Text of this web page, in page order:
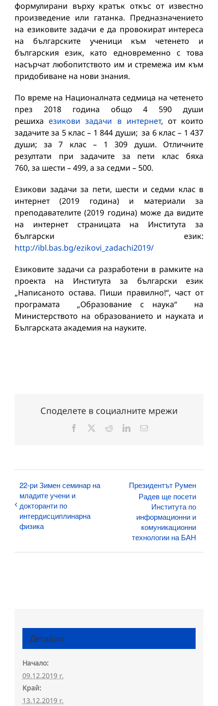
формулирани върху кратък откъс от известно
произведение или гатанка. Предназначението
на езиковите задачи е да провокират интереса
на българските ученици към четенето и
българския език, като едновременно с това
насърчат любопитството им и стремежа им към
придобиване на нови знания.
По време на Националната седмица на четенето
през 2018 година общо 4 590 души
решихаезикови задачи в интернет, от които
задачите за 5 клас – 1 844 души; за 6 клас – 1 437
души; за 7 клас – 1 309 души. Отличните
резултати при задачите за пети клас бяха
760, за шести – 499, а за седми – 500.
Езикови задачи за пети, шести и седми клас в
интернет (2019 година) и материали за
преподавателите (2019 година) може да видите
на интернет страницата на Института за
български език:
http://ibl.bas.bg/ezikovi_zadachi2019/
Езиковите задачи са разработени в рамките на
проекта на Института за български език
„Написаното остава. Пиши правилно!“, част от
програмата „Образование с наука“ на
Министерството на образованието и науката и
Българската академия на науките.
Споделете в социалните мрежи
Facebook RedditLinkedInЕлектронна
22-ри Зимен семинар на
младите учени и
докторанти по
интердисциплинарна
физика
Президентът Румен
Радев ще посети
Института по
информационни и
комуникационни
технологии на БАН
Детайли
Начало:
09.12.2019 г.
Край:
13.12.2019 г.